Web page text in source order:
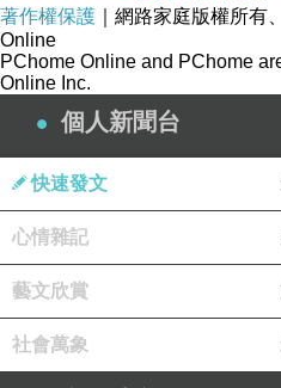
商品網址
著作權保護 ｜網路家庭版權所有
Online
PChome Online and PChome
Online Inc.
個人新聞台
快速發文
心情雜記
藝文欣賞
社會萬象